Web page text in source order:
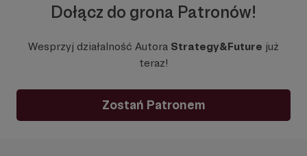
Dołącz do grona Patronów!
Wesprzyj działalność Autora Strategy&Future już
teraz!
Zostań Patronem